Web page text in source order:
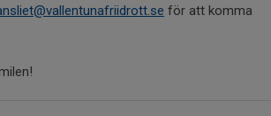
för att komma